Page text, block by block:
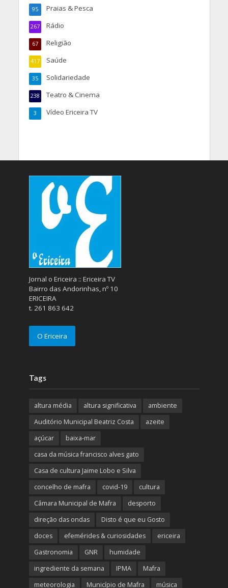
Praias & Pesca
95
Rádio
267
Religião
67
Saúde
417
Solidariedade
35
Teatro & Cinema
238
Vídeo Ericeira TV
3
Jornal o Ericeira :: Ericeira TV
Bairro das Andorinhas, nº 10
ERICEIRA
t. 261 863 642
O Ericeira
Tags
altura média altura significativa
ambiente
Auditório Municipal Beatriz Costa
azeite
açúcar
baixa-mar
casa da música francisco alves gato
Casa de cultura Jaime Lobo e Silva
concelho de mafra
covid-19
cultura
Câmara Municipal de Mafra
desporto
direção das ondas
Disto é que eu Gosto
doces
efemérides & curiosidades
ericeira
Gastronomia
GNR
humidade
ingrediente da semana
IPMA
Mafra
meteorologia
Município de Mafra música